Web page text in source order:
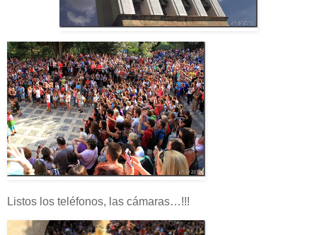
Listos los teléfonos, las cámaras…!!!